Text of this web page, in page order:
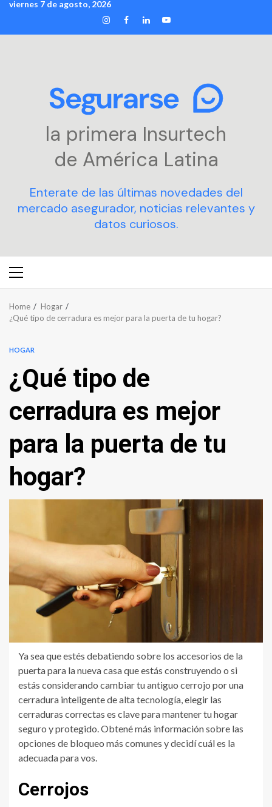
Skip
content
viernes 7 de agosto, 2026
INSTAGRAM
FACEBOOK
LINKEDIN
YOUTUBE
la primera Insurtech
de América Latina
Enterate de las últimas novedades del
mercado asegurador, noticias relevantes y
datos curiosos.
Primary
Home
Hogar
¿Qué tipo de cerradura es mejor para la puerta de tu hogar?
HOGAR
¿Qué tipo de
cerradura es mejor
para la puerta de tu
hogar?
Ya sea que estés debatiendo sobre los accesorios de la
puerta para la nueva casa que estás construyendo o si
estás considerando cambiar tu antiguo cerrojo por una
cerradura inteligente de alta tecnología, elegir las
cerraduras correctas es clave para mantener tu hogar
seguro y protegido. Obtené más información sobre las
opciones de bloqueo más comunes y decidí cuál es la
adecuada para vos.
Cerrojos